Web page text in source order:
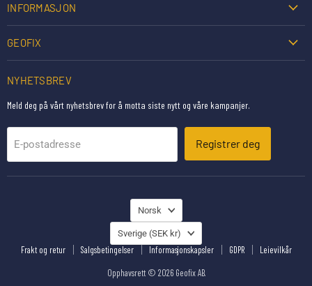
INFORMASJON
GEOFIX
NYHETSBREV
Meld deg på vårt nyhetsbrev for å motta siste nytt og våre kampanjer.
E-postadresse Registrer deg
SPRÅK
Norsk
JORD
Sverige (SEK kr)
Frakt og retur Salgsbetingelser Informasjonskapsler GDPR Leievilkår
Opphavsrett © 2026 Geofix AB.